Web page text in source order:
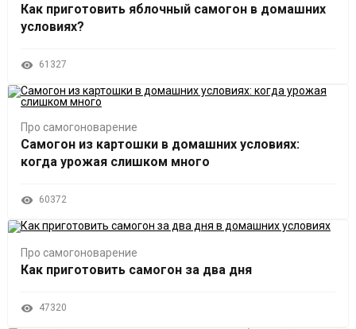
Как приготовить яблочный самогон в домашних
условиях?
61327
Про самогоноварение
Самогон из картошки в домашних условиях:
когда урожая слишком много
60372
Про самогоноварение
Как приготовить самогон за два дня
47320